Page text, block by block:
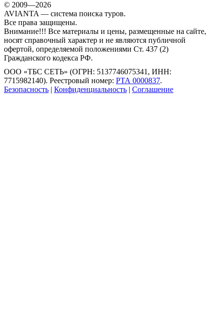
© 2009—2026
AVIANTA — система поиска туров.
Все права защищены.
Внимание!!! Все материалы и цены, размещенные на сайте,
носят справочный характер и не являются публичной
офертой, определяемой положениями Ст. 437 (2)
Гражданского кодекса РФ.
ООО «ТБС СЕТЬ» (ОГРН: 5137746075341, ИНН:
7715982140). Реестровый номер: РТА 0000837.
Безопасность | Конфиденциальность | Соглашение